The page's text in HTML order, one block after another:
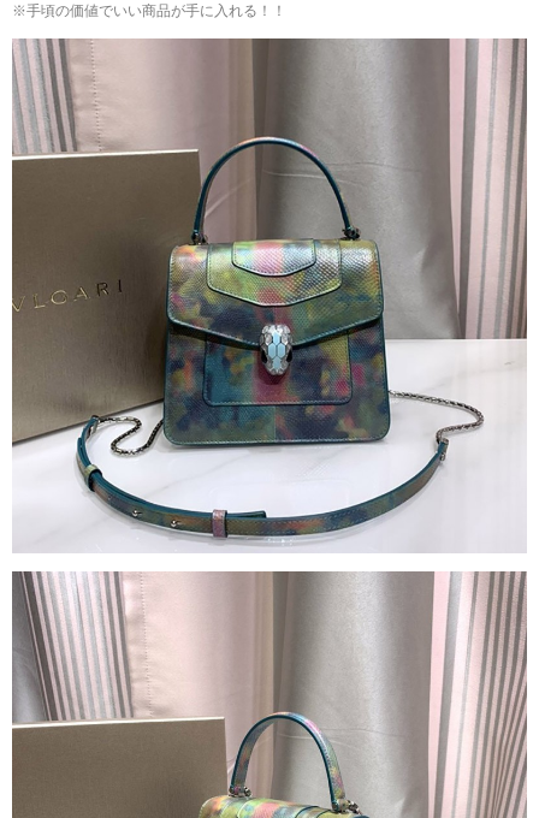
※手頃の価値でいい商品が手に入れる！！